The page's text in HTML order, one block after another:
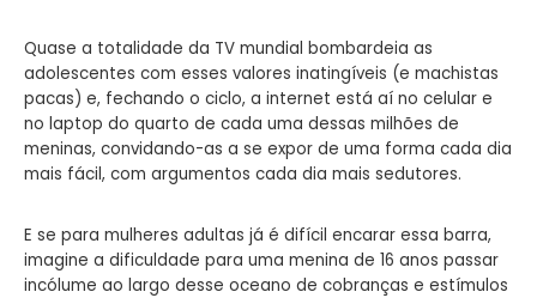
Quase a totalidade da TV mundial bombardeia as
adolescentes com esses valores inatingíveis (e machistas
pacas) e, fechando o ciclo, a internet está aí no celular e
no laptop do quarto de cada uma dessas milhões de
meninas, convidando-as a se expor de uma forma cada dia
mais fácil, com argumentos cada dia mais sedutores.
E se para mulheres adultas já é difícil encarar essa barra,
imagine a dificuldade para uma menina de 16 anos passar
incólume ao largo desse oceano de cobranças e estímulos